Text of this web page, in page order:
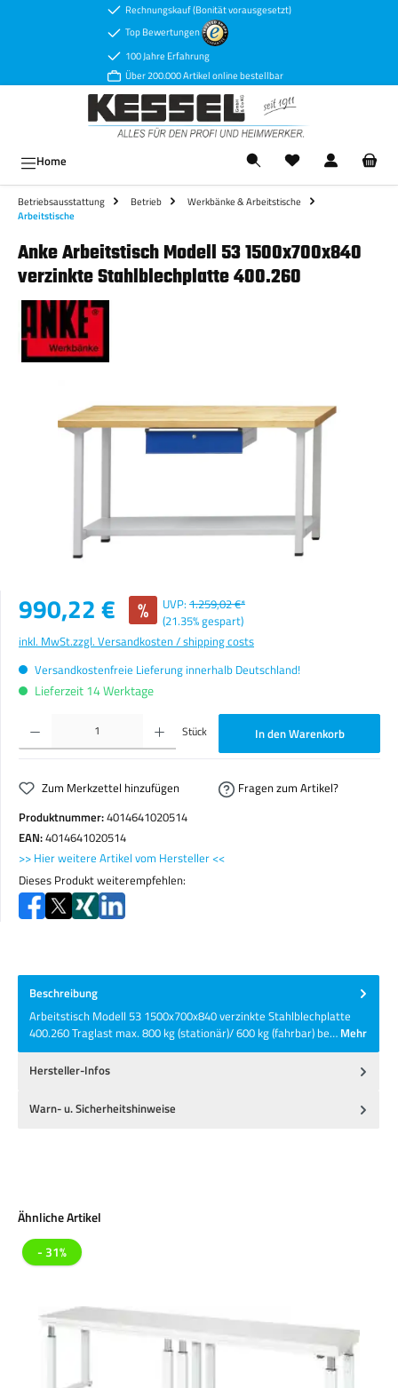
Zum Hauptinhalt springenRechnungskauf (Bonität vorausgesetzt)
Top Bewertungen
100 Jahre Erfahrung
Über 200.000 Artikel online bestellbar
Home
Betriebsausstattung Betrieb
Werkbänke & Arbeitstische
Arbeitstische
Anke Arbeitstisch Modell 53 1500x700x840
verzinkte Stahlblechplatte 400.260
Verkaufspreis:
990,22 € % UVP: 1.259,02 €*
(21.35% gespart)
inkl. MwSt.zzgl. Versandkosten / shipping costs
Versandkostenfreie Lieferung innerhalb Deutschland!
Lieferzeit 14 Werktage
Produkt Anzahl: Gib den gewünschten Wert ein oder benutze die Schaltflächen um die Anzahl zu
Stück In den Warenkorb
Zum Merkzettel hinzufügen
Fragen zum Artikel?
Produktnummer:4014641020514
EAN:4014641020514
>> Hier weitere Artikel vom Hersteller <<
Dieses Produkt weiterempfehlen:
Beschreibung
Arbeitstisch Modell 53 1500x700x840 verzinkte Stahlblechplatte
400.260 Traglast max. 800 kg (stationär)/ 600 kg (fahrbar) be… Mehr
Hersteller-Infos
Warn- u. Sicherheitshinweise
Produktgalerie überspringen
Ähnliche Artikel
- 31%